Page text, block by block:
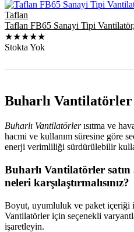
Taflan
Taflan FB65 Sanayi Tipi
★★★★★
Stokta Yok
Buharlı
Buharlı Vantilatörlerısıtma ve
hacmi ve kullanım süresine göre
enerji verimliliği sürdürülebilir
Buharlı Vantilatörler
neleri karşılaştırmalısınız?
Boyut, uyumluluk ve paket içeriği
Vantilatörler için seçenekli
işaretleyin.